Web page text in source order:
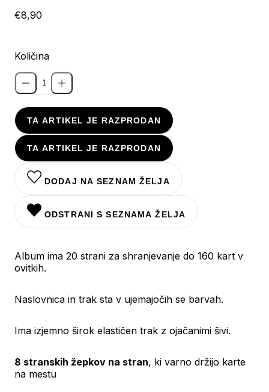
€8,90
Količina
TA ARTIKEL JE RAZPRODAN
TA ARTIKEL JE RAZPRODAN
DODAJ NA SEZNAM ŽELJA
ODSTRANI S SEZNAMA ŽELJA
Album ima 20 strani za shranjevanje do 160 kart v
ovitkih.
Naslovnica in trak sta v ujemajočih se barvah.
Ima izjemno širok elastičen trak z ojačanimi šivi.
8 stranskih žepkov na stran, ki varno držijo karte
na mestu